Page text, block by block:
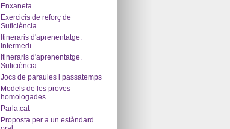
Enxaneta
Exercicis de reforç de
Suficiència
Itineraris d'aprenentatge.
Intermedi
Itineraris d'aprenentatge.
Suficiència
Jocs de paraules i passatemps
Models de les proves
homologades
Parla.cat
Proposta per a un estàndard